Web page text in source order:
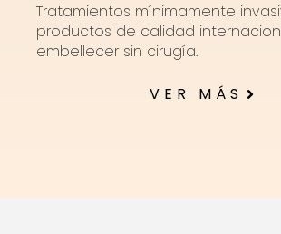
Tratamientos mínimamente
productos de calidad
embellecer sin cirugía.
VER MÁS